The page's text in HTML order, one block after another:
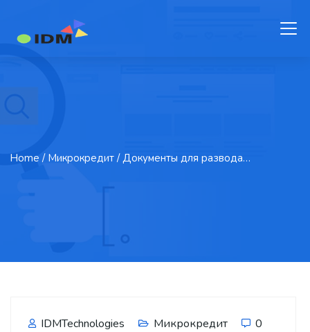
Home / Микрокредит / Документы для развода…
IDMTechnologies Микрокредит 0